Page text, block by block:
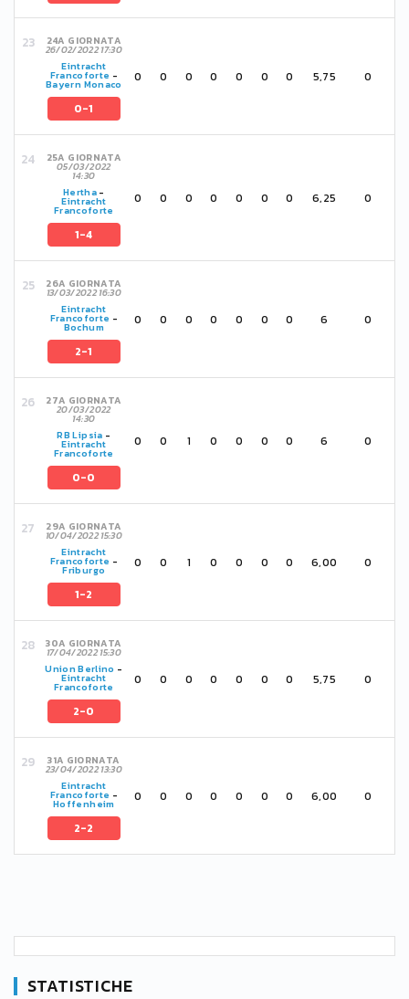
24A GIORNATA
26/02/2022 17:30
Eintracht
Francoforte -
Bayern Monaco
0-1
0 0 0 0 0 0 0 5,75 0
25A GIORNATA
05/03/2022
14:30
Hertha -
Eintracht
Francoforte
1-4
0 0 0 0 0 0 0 6,25 0
26A GIORNATA
13/03/2022 16:30
Eintracht
Francoforte -
Bochum
2-1
0 0 0 0 0 0 0 6 0
27A GIORNATA
20/03/2022
14:30
RB Lipsia -
Eintracht
Francoforte
0-0
0 0 1 0 0 0 0 6 0
29A GIORNATA
10/04/2022 15:30
Eintracht
Francoforte -
Friburgo
1-2
0 0 1 0 0 0 0 6,00 0
30A GIORNATA
17/04/2022 15:30
Union Berlino -
Eintracht
Francoforte
2-0
0 0 0 0 0 0 0 5,75 0
31A GIORNATA
23/04/2022 13:30
Eintracht
Francoforte -
Hoffenheim
2-2
0 0 0 0 0 0 0 6,00 0
STATISTICHE